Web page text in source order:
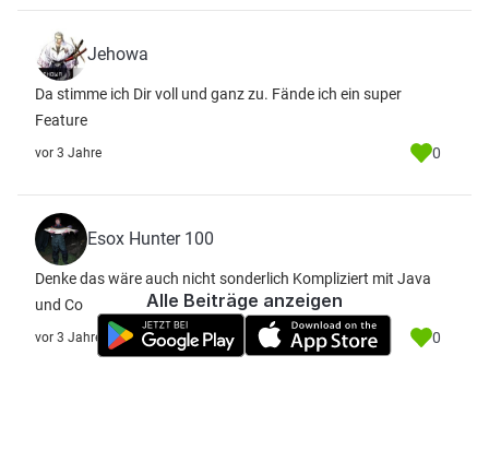
Jehowa
Da stimme ich Dir voll und ganz zu. Fände ich ein super
Feature
vor 3 Jahre 0
Esox Hunter 100
Denke das wäre auch nicht sonderlich Kompliziert mit Java
und Co
vor 3 Jahre 0
Alle Beiträge anzeigen